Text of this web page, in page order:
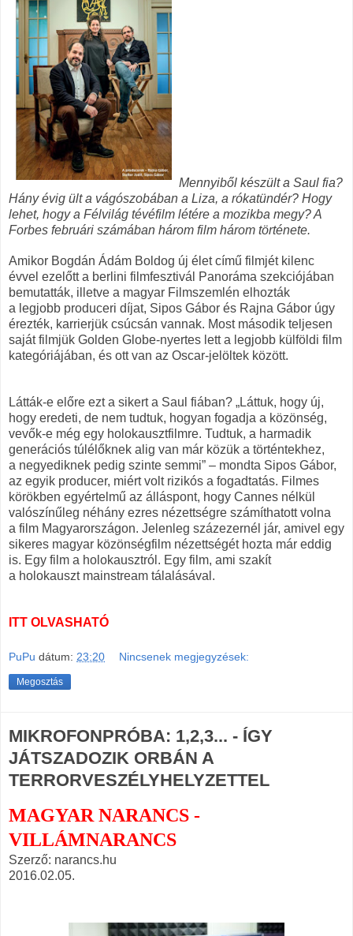
Mennyiből készült a Saul fia?
Hány évig ült a vágószobában a Liza, a rókatündér? Hogy
lehet, hogy a Félvilág tévéfilm létére a mozikba megy? A
Forbes februári számában három film három története.
Amikor Bogdán Ádám Boldog új élet című filmjét kilenc
évvel ezelőtt a berlini filmfesztivál Panoráma szekciójában
bemutatták, illetve a magyar Filmszemlén elhozták
a legjobb produceri díjat, Sipos Gábor és Rajna Gábor úgy
érezték, karrierjük csúcsán vannak. Most második teljesen
saját filmjük Golden Globe-nyertes lett a legjobb külföldi film
kategóriájában, és ott van az Oscar-jelöltek között.
Látták-e előre ezt a sikert a Saul fiában? „Láttuk, hogy új,
hogy eredeti, de nem tudtuk, hogyan fogadja a közönség,
vevők-e még egy holokausztfilmre. Tudtuk, a harmadik
generációs túlélőknek alig van már közük a történtekhez,
a negyediknek pedig szinte semmi” – mondta Sipos Gábor,
az egyik producer, miért volt rizikós a fogadtatás. Filmes
körökben egyértelmű az álláspont, hogy Cannes nélkül
valószínűleg néhány ezres nézettségre számíthatott volna
a film Magyarországon. Jelenleg százezernél jár, amivel egy
sikeres magyar közönségfilm nézettségét hozta már eddig
is. Egy film a holokausztról. Egy film, ami szakít
a holokauszt mainstream tálalásával.
ITT OLVASHATÓ
PuPu dátum: 23:20 Nincsenek megjegyzések:
Megosztás
MIKROFONPRÓBA: 1,2,3... - ÍGY
JÁTSZADOZIK ORBÁN A
TERRORVESZÉLYHELYZETTEL
MAGYAR NARANCS -
VILLÁMNARANCS
Szerző: narancs.hu
2016.02.05.